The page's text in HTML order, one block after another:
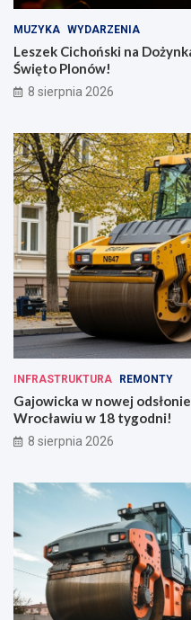
MUZYKA WYDARZENIA
Leszek Cichoński na
Święto Plonów!
8 sierpnia 2026
INFRASTRUKTURA REMONTY
Gajowicka w nowej
Wrocławiu w 18 tygodni!
8 sierpnia 2026